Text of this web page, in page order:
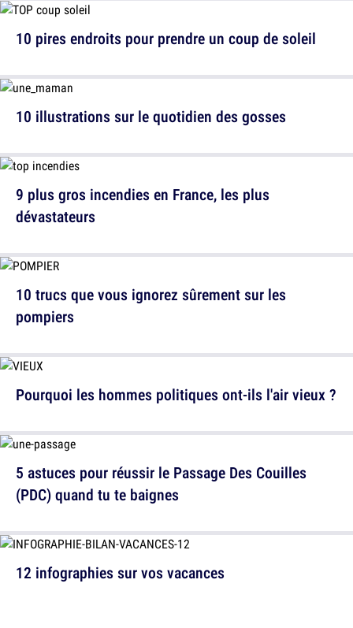
10 illustrations sur le quotidien des gosses
10 trucs que vous ignorez sûrement sur les
pompiers
5 astuces pour réussir le Passage Des Couilles
(PDC) quand tu te baignes
10 pires endroits pour prendre un coup de soleil
9 plus gros incendies en France, les plus
dévastateurs
Pourquoi les hommes politiques ont-ils l'air vieux ?
12 infographies sur vos vacances